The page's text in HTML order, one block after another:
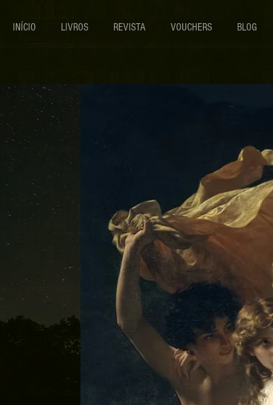
INÍCIO LIVROS REVISTA VOUCHERS BLOG